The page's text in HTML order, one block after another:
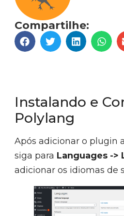
Compartilhe:
Instalando e
Polylang
Após adicionar o plugin
siga para Languages ->
adicionar os idiomas de